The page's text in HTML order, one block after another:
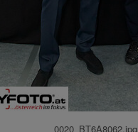
0020_BT6A8062.jpg